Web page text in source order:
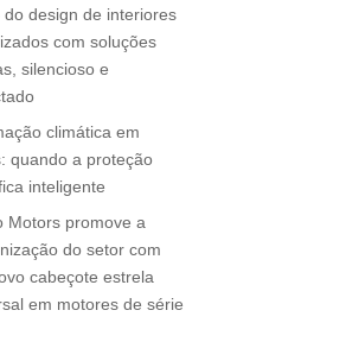
do design de interiores
com soluções
silencioso e
climática em
quando a proteção
inteligente
Motors promove a
do setor com
cabeçote estrela
em motores de série